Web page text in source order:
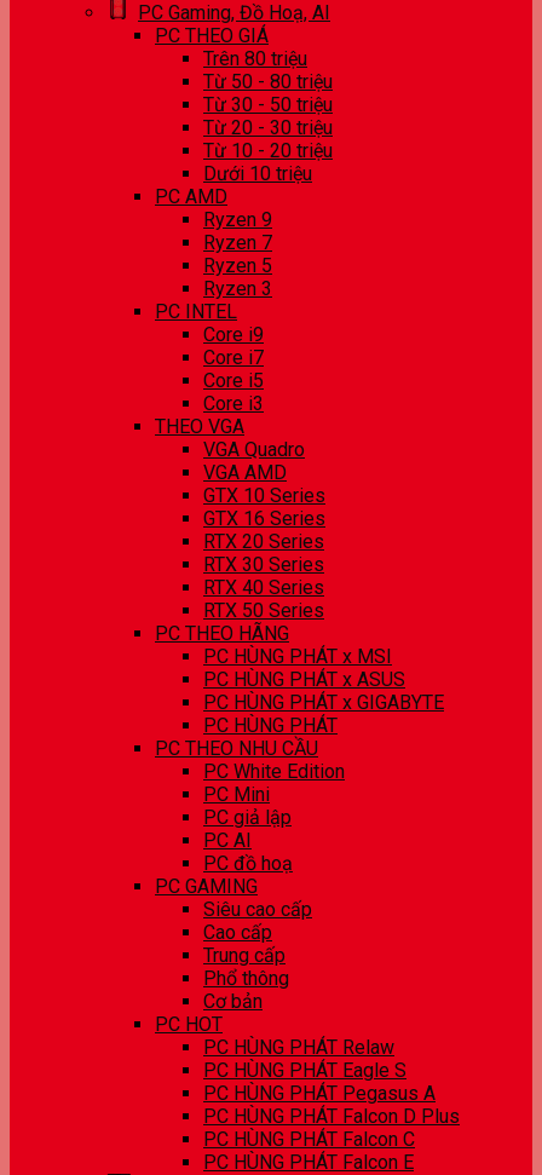
PC Gaming, Đồ Hoạ, AI
PC THEO GIÁ
Trên 80 triệu
Từ 50 - 80 triệu
Từ 30 - 50 triệu
Từ 20 - 30 triệu
Từ 10 - 20 triệu
Dưới 10 triệu
PC AMD
Ryzen 9
Ryzen 7
Ryzen 5
Ryzen 3
PC INTEL
Core i9
Core i7
Core i5
Core i3
THEO VGA
VGA Quadro
VGA AMD
GTX 10 Series
GTX 16 Series
RTX 20 Series
RTX 30 Series
RTX 40 Series
RTX 50 Series
PC THEO HÃNG
PC HÙNG PHÁT x MSI
PC HÙNG PHÁT x ASUS
PC HÙNG PHÁT x GIGABYTE
PC HÙNG PHÁT
PC THEO NHU CẦU
PC White Edition
PC Mini
PC giả lập
PC AI
PC đồ hoạ
PC GAMING
Siêu cao cấp
Cao cấp
Trung cấp
Phổ thông
Cơ bản
PC HOT
PC HÙNG PHÁT Relaw
PC HÙNG PHÁT Eagle S
PC HÙNG PHÁT Pegasus A
PC HÙNG PHÁT Falcon D Plus
PC HÙNG PHÁT Falcon C
PC HÙNG PHÁT Falcon E